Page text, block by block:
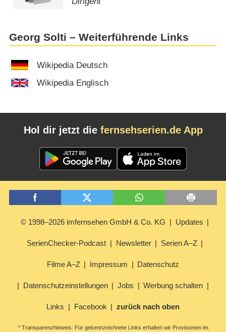
Georg Solti – Weiterführende Links
Wikipedia Deutsch
Wikipedia Englisch
Hol dir jetzt die fernsehserien.de App
© 1998–2026 imfernsehen GmbH & Co. KG Updates
SerienChecker-Podcast Newsletter Serien A–Z
Filme A–Z Impressum Datenschutz
Datenschutzeinstellungen Jobs Werbung schalten
Links Facebook zurück nach oben
* Transparenzhinweis: Für gekennzeichnete Links erhalten wir Provisionen im